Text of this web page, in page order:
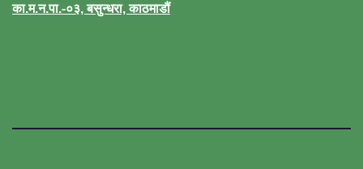
का.म.न.पा.-०३, बसुन्धरा, काठमाडौं